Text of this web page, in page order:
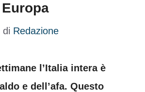
di Redazione
l’Italia intera è
e dell’afa. Questo